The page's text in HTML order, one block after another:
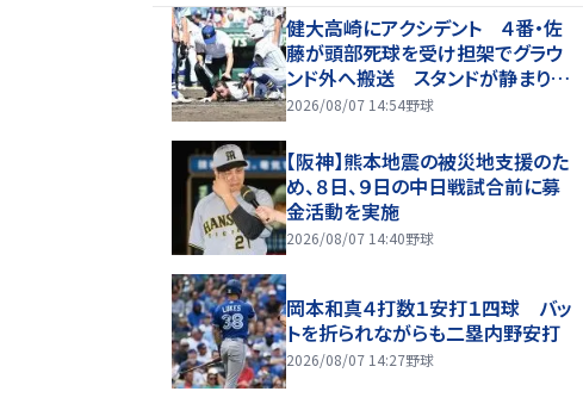
健大高崎にアクシデント ４番・佐
藤が頭部死球を受け担架でグラウ
ンド外へ搬送 スタンドが静まりか
えるも四回守備から復帰→大きな
2026/08/07 14:54野球
【阪神】熊本地震の被災地支援のた
め、８日、９日の中日戦試合前に募
金活動を実施
2026/08/07 14:40野球
岡本和真４打数１安打１四球 バッ
トを折られながらも二塁内野安打
2026/08/07 14:27野球